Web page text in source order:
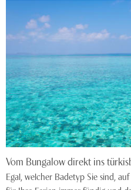
Vom Bungalow direkt ins
Egal, welcher Badetyp Sie sind,